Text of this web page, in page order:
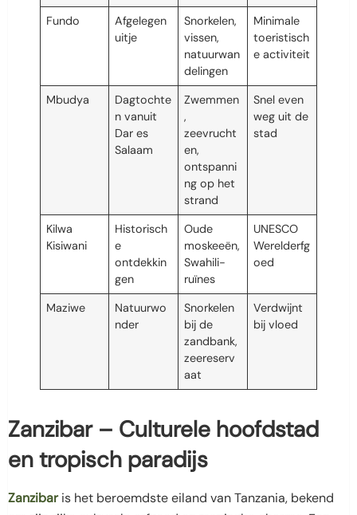
Fundo
Afgelegen
uitje
Snorkelen,
vissen,
natuurwan
delingen
Minimale
toeristisch
e activiteit
Mbudya
Dagtochte
n vanuit
Dar es
Salaam
Zwemmen
,
zeevrucht
en,
ontspanni
ng op het
strand
Snel even
weg uit de
stad
Kilwa
Kisiwani
Historisch
e
ontdekkin
gen
Oude
moskeeën,
Swahili-
ruïnes
UNESCO
Werelderfg
oed
Maziwe
Natuurwo
nder
Snorkelen
bij de
zandbank,
zeereserv
aat
Verdwijnt
bij vloed
Zanzibar – Culturele hoofdstad
en tropisch paradijs
Zanzibaris het beroemdste eiland van Tanzania, bekend